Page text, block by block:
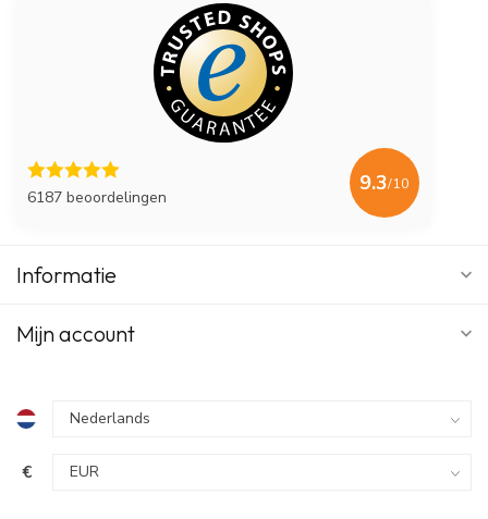
6187 beoordelingen
9.3/10
Informatie
Mijn account
€